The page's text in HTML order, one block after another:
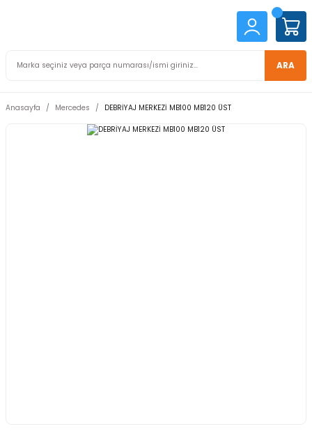
ARA
Anasayfa Mercedes DEBRİYAJ MERKEZİ MB100 MB120 ÜST